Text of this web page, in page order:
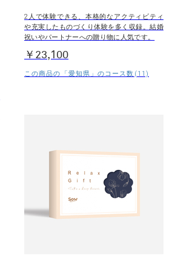
2人で体験できる、本格的なアクティビティ
や充実したものづくり体験を多く収録。結婚
祝いやパートナーへの贈り物に人気です。
￥23,100
この商品の「愛知県」のコース数(11)